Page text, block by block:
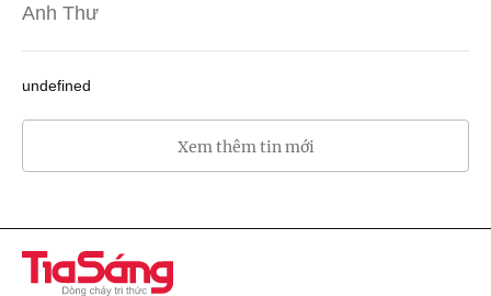
Anh Thư
undefined
Xem thêm tin mới